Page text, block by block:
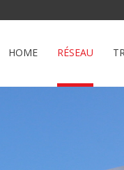
HOME RÉSEAU